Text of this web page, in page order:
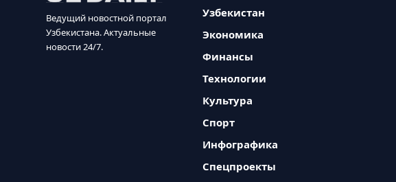
Ведущий новостной портал
Узбекистана. Актуальные
новости 24/7.
Узбекистан
Экономика
Финансы
Технологии
Культура
Спорт
Инфографика
Спецпроекты